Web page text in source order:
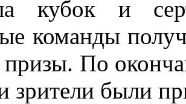
кубок и
команды
призы. По
зрители были